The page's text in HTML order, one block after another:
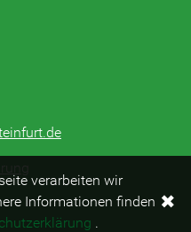
verarbeiten wir
Informationen finden
.
✖